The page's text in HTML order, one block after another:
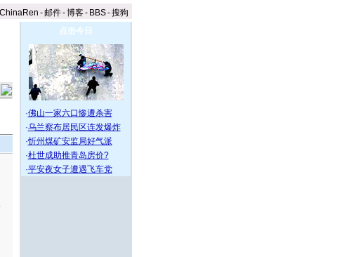
ChinaRen -邮件-博客- BBS-搜狗
点击今日
·佛山一家六口惨遭杀害
·乌兰察布居民区连发爆炸
·忻州煤矿安监局好气派
·杜世成助推青岛房价?
·平安夜女子遭遇飞车党